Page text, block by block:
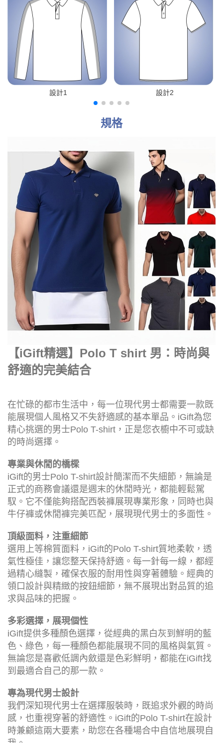
設計1 設計2
規格
【iGift精選】Polo T shirt 男：時尚與
舒適的完美結合
在忙碌的都市生活中，每一位現代男士都需要一款既
能展現個人風格又不失舒適感的基本單品。iGift為您
精心挑選的男士Polo T-shirt，正是您衣櫥中不可或缺
的時尚選擇。
專業與休閒的橋樑
iGift的男士Polo T-shirt設計簡潔而不失細節，無論是
正式的商務會議還是週末的休閒時光，都能輕鬆駕
馭。它不僅能夠搭配西裝褲展現專業形象，同時也與
牛仔褲或休閒褲完美匹配，展現現代男士的多面性。
頂級面料，注重細節
選用上等棉質面料，iGift的Polo T-shirt質地柔軟，透
氣性極佳，讓您整天保持舒適。每一針每一線，都經
過精心縫製，確保衣服的耐用性與穿著體驗。經典的
領口設計與精緻的按鈕細節，無不展現出對品質的追
求與品味的把握。
多彩選擇，展現個性
iGift提供多種顏色選擇，從經典的黑白灰到鮮明的藍
色、綠色，每一種顏色都能展現不同的風格與氣質。
無論您是喜歡低調內斂還是色彩鮮明，都能在iGift找
到最適合自己的那一款。
專為現代男士設計
我們深知現代男士在選擇服裝時，既追求外觀的時尚
感，也重視穿著的舒適性。iGift的Polo T-shirt在設計
時兼顧這兩大要素，助您在各種場合中自信地展現自